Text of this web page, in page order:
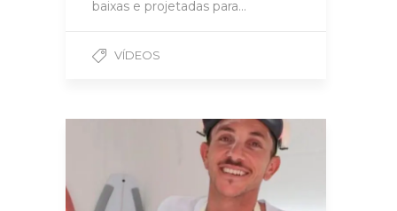
baixas e projetadas para…
VÍDEOS